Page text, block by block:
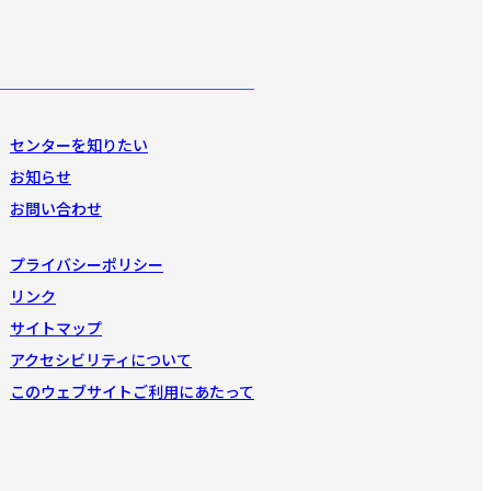
センターを知りたい
お知らせ
お問い合わせ
プライバシーポリシー
リンク
サイトマップ
アクセシビリティについて
このウェブサイトご利用にあたって